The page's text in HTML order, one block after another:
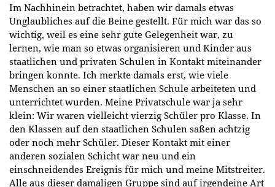
Im Nachhinein betrachtet, haben wir damals etwas
Unglaubliches auf die Beine gestellt. Für mich war das so
wichtig, weil es eine sehr gute Gelegenheit war, zu
lernen, wie man so etwas organisieren und Kinder aus
staatlichen und privaten Schulen in Kontakt miteinander
bringen konnte. Ich merkte damals erst, wie viele
Menschen an so einer staatlichen Schule arbeiteten und
unterrichtet wurden. Meine Privatschule war ja sehr
klein: Wir waren vielleicht vierzig Schüler pro Klasse. In
den Klassen auf den staatlichen Schulen saßen achtzig
oder noch mehr Schüler. Dieser Kontakt mit einer
anderen sozialen Schicht war neu und ein
einschneidendes Ereignis für mich und meine Mitstreiter.
Alle aus dieser damaligen Gruppe sind auf irgendeine Art